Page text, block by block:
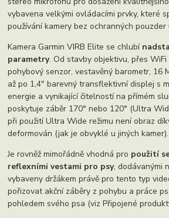
vybavena velkými ovládacími prvky, které
používání kamery bez ochranných
Kamera Garmin VIRB Elite se chlubí
parametry. Od stavby objektivu, přes WiFi
pohybový senzor, vestavěný barometr, 16
až po 1,4" barevný transflektivní displej s
energie a vynikající čitelností na přímém
poskytuje záběr 170° nebo 120° (Ultra
při použití Ultra Wide režimu není obraz
deformován (jak je obvyklé u jiných kamer).
Je rovněž mimořádně vhodná pro použití
reflexními vestami pro psy, dodávanými
vybaveny držákem právě pro tento typ
pořizovat akční záběry z pohybu a práce
pohledem svého psa (viz Připojené